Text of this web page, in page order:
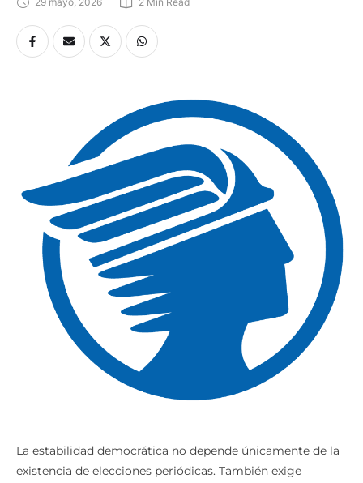
La estabilidad democrática no depende únicamente de la
existencia de elecciones periódicas. También exige